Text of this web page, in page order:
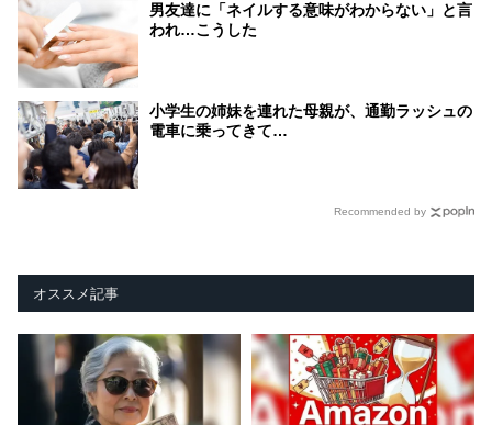
男友達に「ネイルする意味がわからない」と言
われ…こうした
小学生の姉妹を連れた母親が、通勤ラッシュの
電車に乗ってきて…
Recommended by
オススメ記事